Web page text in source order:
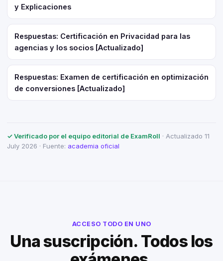
y Explicaciones
Respuestas: Certificación en Privacidad para las
agencias y los socios [Actualizado]
Respuestas: Examen de certificación en optimización
de conversiones [Actualizado]
✓ Verificado por el equipo editorial de ExamRoll · Actualizado 11
July 2026 · Fuente: academia oficial
ACCESO TODO EN UNO
Una suscripción. Todos los